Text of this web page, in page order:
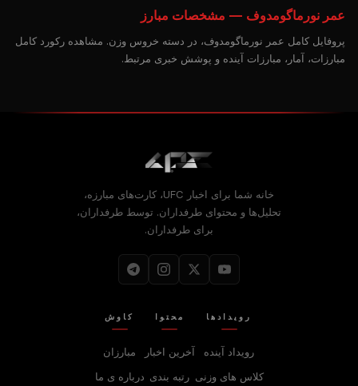
عمر نورماگومدوف — مشخصات مبارز
پروفایل کامل عمر نورماگومدوف، در دسته خروس وزن. مشاهده رکورد کامل
مبارزات، آمار، مبارزات آینده و پوشش خبری مرتبط.
خانه شما برای اخبار UFC، کارت‌های مبارزه،
تحلیل‌ها و محتوای طرفداران. توسط طرفداران،
برای طرفداران.
رویدادها
رویداد آینده
کلاس های وزنی
محتوا
آخرین اخبار
رتبه بندی
کاوش
مبارزان
درباره‌ ی ما